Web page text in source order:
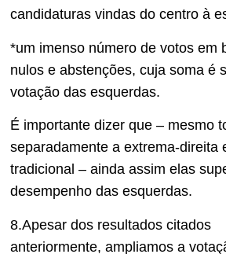
candidaturas vindas do centro à
*um imenso número de votos em
nulos e abstenções, cuja soma é
votação das esquerdas.
É importante dizer que – mesmo
separadamente a extrema-direita
tradicional – ainda assim elas
desempenho das esquerdas.
8.Apesar dos resultados citados
anteriormente, ampliamos a